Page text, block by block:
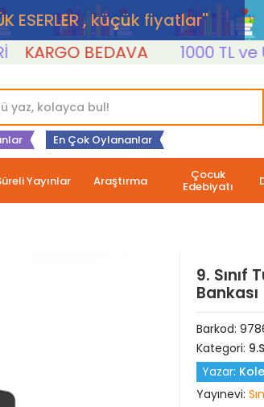
ESERLER , küçük fiyatlar''
BEDAVA 1000 TL ve
En Çok Oylananlar
Yayınlar Araştırma Çocuk
Edebiyatı
9. Sınıf
Bankası
Barkod:
Kategori:
Yazar:
Yayınevi: